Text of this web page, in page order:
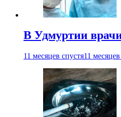
В Удмуртии
11 месяцев спустя11